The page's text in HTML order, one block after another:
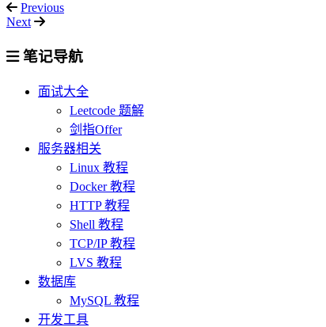
Previous
Next
笔记导航
面试大全
Leetcode 题解
剑指Offer
服务器相关
Linux 教程
Docker 教程
HTTP 教程
Shell 教程
TCP/IP 教程
LVS 教程
数据库
MySQL 教程
开发工具